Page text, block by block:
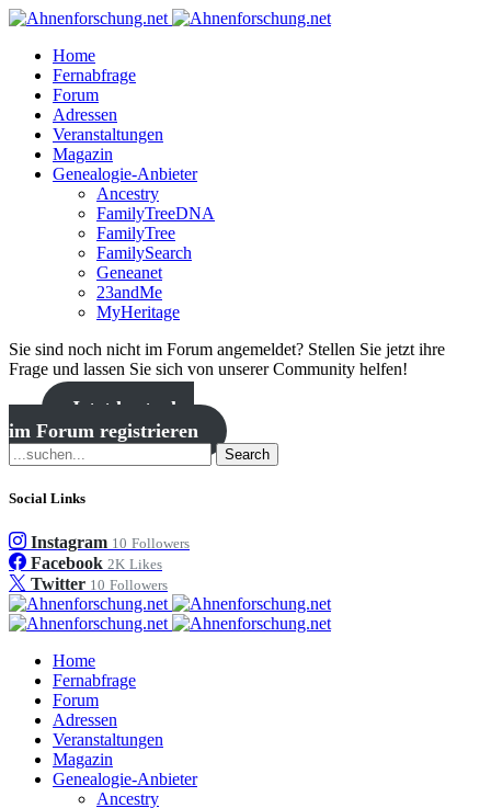
Home
Fernabfrage
Forum
Adressen
Veranstaltungen
Magazin
Genealogie-Anbieter
Ancestry
FamilyTreeDNA
FamilyTree
FamilySearch
Geneanet
23andMe
MyHeritage
Sie sind noch nicht im Forum angemeldet? Stellen Sie jetzt ihre
Frage und lassen Sie sich von unserer Community helfen!
Jetzt kostenlos
im Forum registrieren
Search
Social Links
Instagram 10 Followers
Facebook 2K Likes
Twitter 10 Followers
Home
Fernabfrage
Forum
Adressen
Veranstaltungen
Magazin
Genealogie-Anbieter
Ancestry